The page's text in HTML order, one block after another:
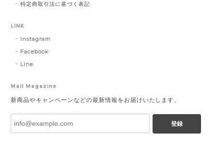
特定商取引法に基づく表記
LINK
Instagram
Facebook
Line
Mail Magazine
新商品やキャンペーンなどの最新情報をお届けいたします。
登録